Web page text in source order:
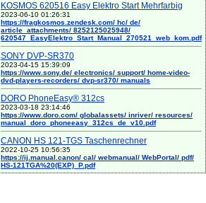
KOSMOS 620516 Easy Elektro Start Mehrfarbig
2023-06-10 01:26:31
https://fragkosmos.zendesk.com/ hc/ de/
article_attachments/ 8252125025948/
620547_EasyElektro_Start_Manual_270521_web_kom.pdf
SONY DVP-SR370
2023-04-15 15:39:09
https://www.sony.de/ electronics/ support/ home-video-
dvd-players-recorders/ dvp-sr370/ manuals
DORO PhoneEasy® 312cs
2023-03-18 23:14:46
https://www.doro.com/ globalassets/ inriver/ resources/
manual_doro_phoneeasy_312cs_de_v10.pdf
CANON HS 121-TGS Taschenrechner
2022-10-25 10:56:35
https://ij.manual.canon/ cal/ webmanual/ WebPortal/ pdf/
HS-121TGA%20(EXP)_P.pdf